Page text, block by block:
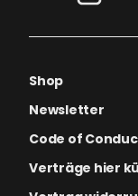
Shop
Newsletter
Code of
Verträge hier